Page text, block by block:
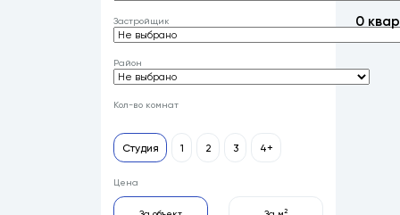
Застройщик
Район
Кол-во комнат
Студия 1 2 3 4+
Цена
2
0